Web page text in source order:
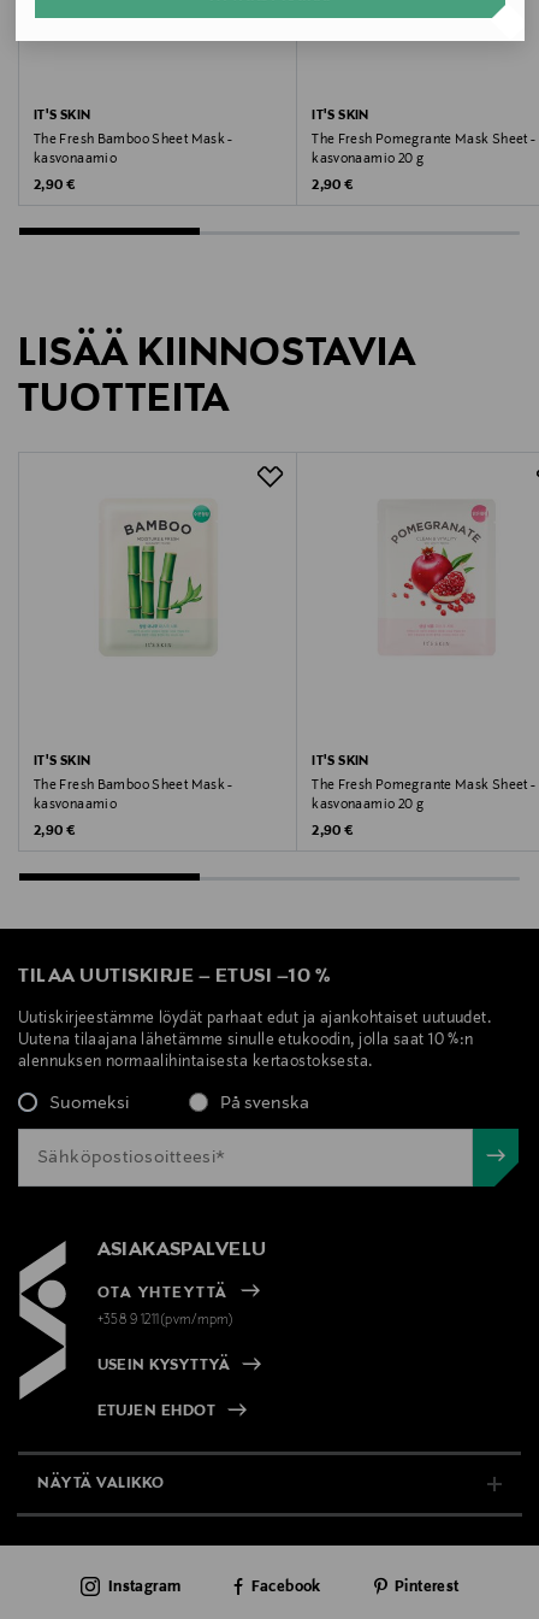
Valmistaja
Brushworks / Let’s Face It
info@letsfaceit.se
Avainsanat
IT'S SKIN
The Fresh Bamboo Sheet Mask -
kasvonaamio
Original Price
2,90 €
IT'S SKIN
The Fresh Pomegrante Mask Sheet -
kasvonaamio 20 g
Original Price
2,90 €
LISÄÄ KIINNOSTAVIA
TUOTTEITA
IT'S SKIN
The Fresh Bamboo Sheet Mask -
kasvonaamio
Original Price
2,90 €
IT'S SKIN
The Fresh Pomegrante Mask Sheet -
kasvonaamio 20 g
Original Price
2,90 €
TILAA UUTISKIRJE – ETUSI –10 %
Uutiskirjeestämme löydät parhaat edut ja ajankohtaiset uutuudet.
Uutena tilaajana lähetämme sinulle etukoodin, jolla saat 10 %:n
alennuksen normaalihintaisesta kertaostoksesta.
Suomeksi På svenska
ASIAKASPALVELU
OTA YHTEYTTÄ
+358 9 1211(pvm/mpm)
USEIN KYSYTTYÄ
ETUJEN EHDOT
NÄYTÄ VALIKKO
AJANKOHTAISTA
Instagram Facebook Pinterest